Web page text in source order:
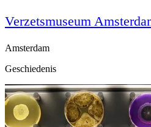
Verzetsmuseum
Amsterdam
Geschiedenis